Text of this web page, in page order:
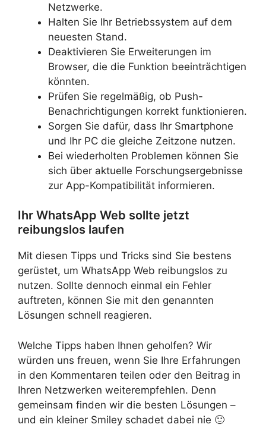
Netzwerke.
Halten Sie Ihr Betriebssystem auf dem
neuesten Stand.
Deaktivieren Sie Erweiterungen im
Browser, die die Funktion beeinträchtigen
könnten.
Prüfen Sie regelmäßig, ob Push-
Benachrichtigungen korrekt funktionieren.
Sorgen Sie dafür, dass Ihr Smartphone
und Ihr PC die gleiche Zeitzone nutzen.
Bei wiederholten Problemen können Sie
sich über aktuelle Forschungsergebnisse
zur App-Kompatibilität informieren.
Ihr WhatsApp Web sollte jetzt
reibungslos laufen
Mit diesen Tipps und Tricks sind Sie bestens
gerüstet, um WhatsApp Web reibungslos zu
nutzen. Sollte dennoch einmal ein Fehler
auftreten, können Sie mit den genannten
Lösungen schnell reagieren.
Welche Tipps haben Ihnen geholfen? Wir
würden uns freuen, wenn Sie Ihre Erfahrungen
in den Kommentaren teilen oder den Beitrag in
Ihren Netzwerken weiterempfehlen. Denn
gemeinsam finden wir die besten Lösungen –
und ein kleiner Smiley schadet dabei nie 🙂